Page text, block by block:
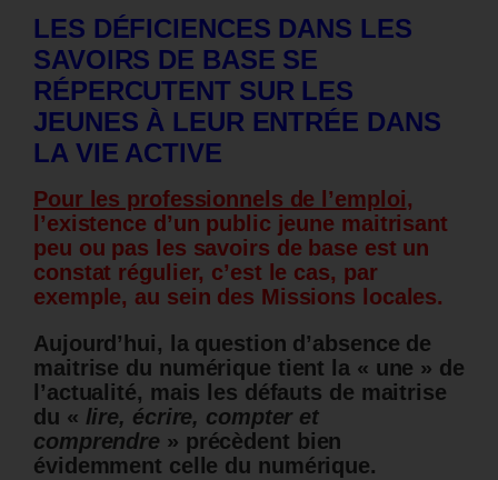
LES DÉFICIENCES DANS LES
SAVOIRS DE BASE SE
RÉPERCUTENT SUR LES
JEUNES À LEUR ENTRÉE DANS
LA VIE ACTIVE
Pour les professionnels de l’emploi,
l’existence d’un public jeune maitrisant
peu ou pas les savoirs de base est un
constat régulier, c’est le cas, par
exemple, au sein des Missions locales.
Aujourd’hui, la question d’absence de
maitrise du numérique tient la « une » de
l’actualité, mais les défauts de maitrise
du « lire, écrire, compter et
comprendre » précèdent bien
évidemment celle du numérique.